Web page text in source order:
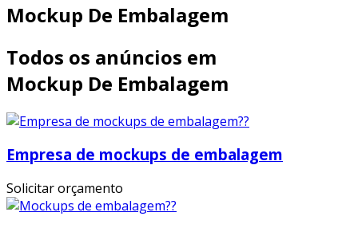
Mockup De Embalagem
Todos os anúncios em
Mockup De Embalagem
Empresa de mockups de embalagem
Solicitar orçamento